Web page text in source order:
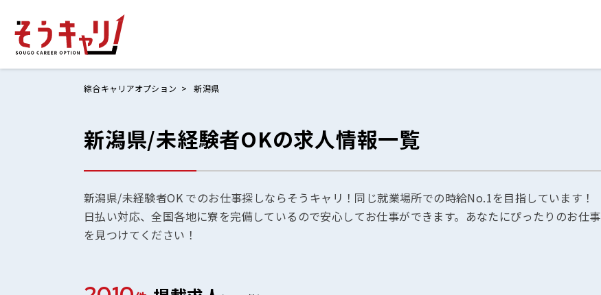
ホームにもどる
お気に入りリスト
お問い合わせ
ログイン
綜合キャリアオプション 新潟県
新潟県/未経験者OKの求人情報一覧
新潟県/未経験者OK でのお仕事探しならそうキャリ！同じ就業場所での時給No.1を目指しています！
日払い対応、全国各地に寮を完備しているので安心してお仕事ができます。あなたにぴったりのお仕事
を見つけてください！